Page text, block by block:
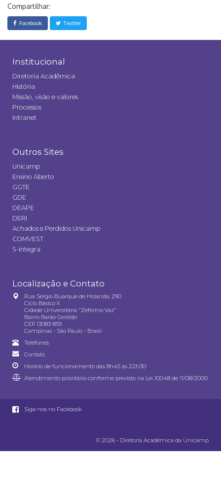
Compartilhar:
Facebook Twitter
Institucional
Diretoria Acadêmica
História
Missão, visão e valores
Processos
Intranet
Outros Sites
Unicamp
Ensino Aberto
GGTE
GDE
DEAPE
DERI
Achados e Perdidos Unicamp
COMVEST
S-integra
Localização e Contato
Rua Sérgio Buarque de Holanda, 290
Ciclo Básico II
Cidade Universitária "Zeferino Vaz"
Bairro Barão Geraldo
CEP 13083-859
Campinas - São Paulo - Brasil
Telefones
Contato
Horário de funcionamento das 8h45 às 22h30
Atendimento prioritário conforme previsto na Lei 10048 de 11/08/2000
Siga-nos no Facebook
© 2026 - Diretoria Acadêmica da Unicamp